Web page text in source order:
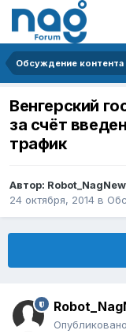
Обсуждение контента
Венгерский
за счёт
трафик
Автор:
24 октября, 2014 в
Опубликовано